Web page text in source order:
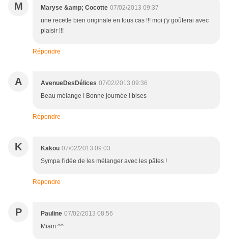
M Maryse &amp; Cocotte 07/02/2013 09:37
une recette bien originale en tous cas !!! moi j'y goûterai avec
plaisir !!!
Répondre
A AvenueDesDélices 07/02/2013 09:36
Beau mélange ! Bonne journée ! bises
Répondre
K Kakou 07/02/2013 09:03
Sympa l'idée de les mélanger avec les pâtes !
Répondre
P Pauline 07/02/2013 08:56
Miam ^^